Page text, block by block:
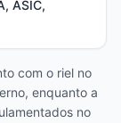
ASIC,
com o riel no
enquanto a
no